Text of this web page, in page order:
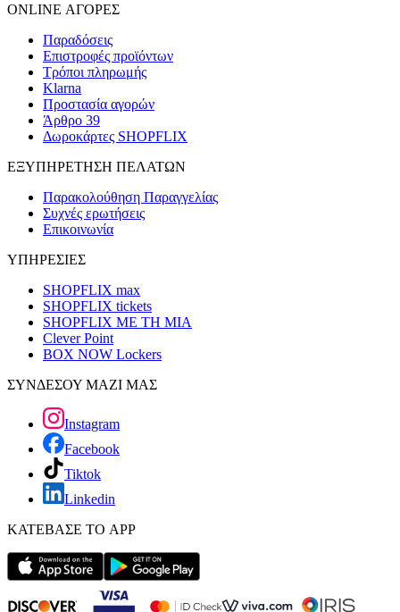
ONLINE ΑΓΟΡΕΣ
Παραδόσεις
Επιστροφές προϊόντων
Τρόποι πληρωμής
Klarna
Προστασία αγορών
Άρθρο 39
Δωροκάρτες SHOPFLIX
ΕΞΥΠΗΡΕΤΗΣΗ ΠΕΛΑΤΩΝ
Παρακολούθηση Παραγγελίας
Συχνές ερωτήσεις
Επικοινωνία
ΥΠΗΡΕΣΙΕΣ
SHOPFLIX max
SHOPFLIX tickets
SHOPFLIX ΜΕ ΤΗ ΜΙΑ
Clever Point
BOX NOW Lockers
ΣΥΝΔΕΣΟΥ ΜΑΖΙ ΜΑΣ
Instagram
Facebook
Tiktok
Linkedin
ΚΑΤΕΒΑΣΕ ΤΟ APP